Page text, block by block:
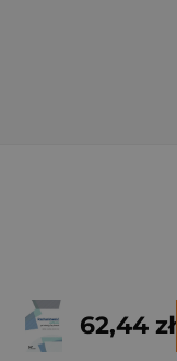
62,44 zł